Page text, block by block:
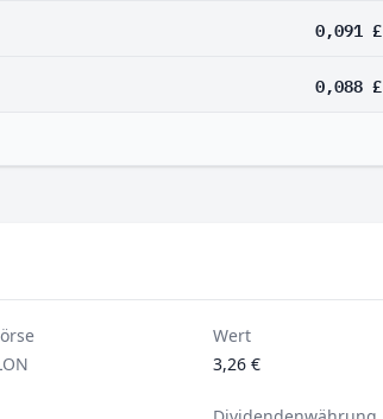
0,091 £
0,088 £
Wert
3,26 €